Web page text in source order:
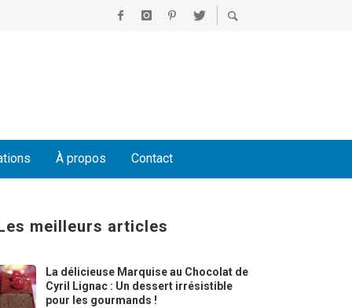
À propos Contact
meilleurs articles
La délicieuse Marquise au Chocolat de
Cyril Lignac : Un dessert irrésistible
pour les gourmands !